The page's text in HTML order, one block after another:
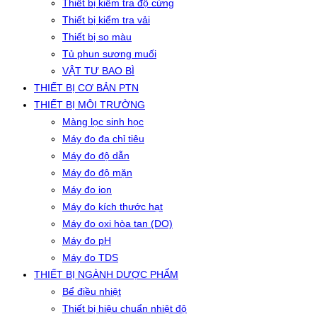
Thiết bị kiểm tra độ cứng
Thiết bị kiểm tra vải
Thiết bị so màu
Tủ phun sương muối
VẬT TƯ BAO BÌ
THIẾT BỊ CƠ BẢN PTN
THIẾT BỊ MÔI TRƯỜNG
Màng lọc sinh học
Máy đo đa chỉ tiêu
Máy đo độ dẫn
Máy đo độ mặn
Máy đo ion
Máy đo kích thước hạt
Máy đo oxi hòa tan (DO)
Máy đo pH
Máy đo TDS
THIẾT BỊ NGÀNH DƯỢC PHẨM
Bể điều nhiệt
Thiết bị hiệu chuẩn nhiệt độ